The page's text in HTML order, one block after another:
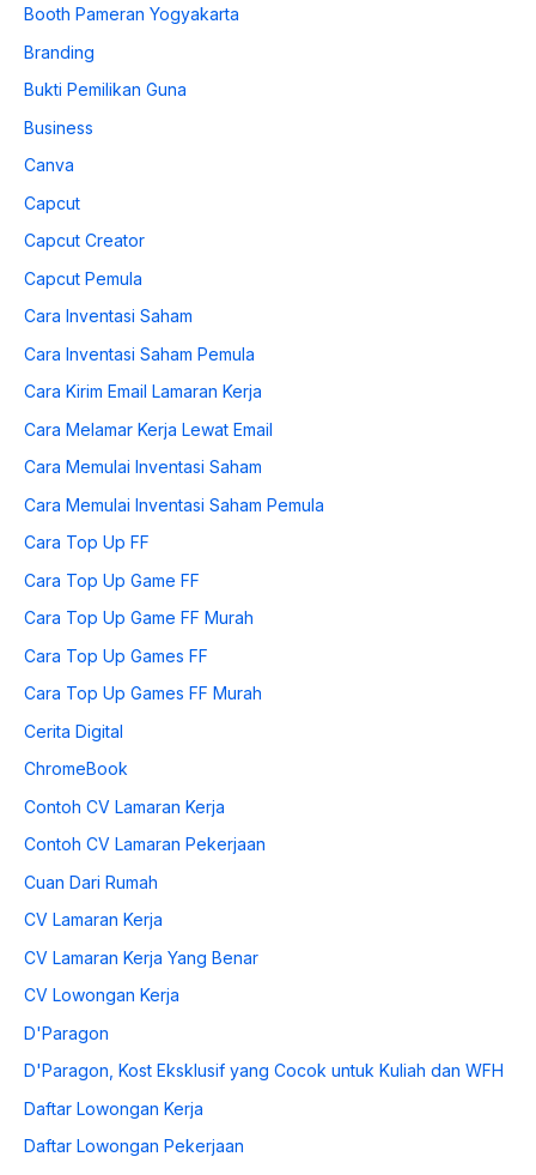
Booth Pameran Yogyakarta
Branding
Bukti Pemilikan Guna
Business
Canva
Capcut
Capcut Creator
Capcut Pemula
Cara Inventasi Saham
Cara Inventasi Saham Pemula
Cara Kirim Email Lamaran Kerja
Cara Melamar Kerja Lewat Email
Cara Memulai Inventasi Saham
Cara Memulai Inventasi Saham Pemula
Cara Top Up FF
Cara Top Up Game FF
Cara Top Up Game FF Murah
Cara Top Up Games FF
Cara Top Up Games FF Murah
Cerita Digital
ChromeBook
Contoh CV Lamaran Kerja
Contoh CV Lamaran Pekerjaan
Cuan Dari Rumah
CV Lamaran Kerja
CV Lamaran Kerja Yang Benar
CV Lowongan Kerja
D'Paragon
D'Paragon, Kost Eksklusif yang Cocok untuk Kuliah dan WFH
Daftar Lowongan Kerja
Daftar Lowongan Pekerjaan